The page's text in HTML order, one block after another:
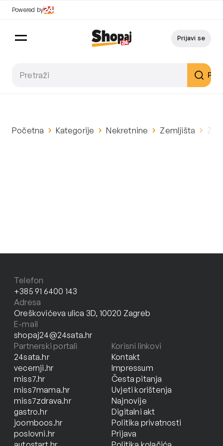
Powered by
Prijavi se
Početna Kategorije Nekretnine Zemljišta
Telefon
+385 91 6400 143
Adresa
Oreškovićeva ulica 3D, 10020 Zagreb
E-mail
shopaj24@24sata.hr
Partnerski portali
24sata.hr
vecernji.hr
miss7.hr
miss7mama.hr
miss7zdrava.hr
gastro.hr
joomboos.hr
poslovni.hr
Korisni linkovi
Kontakt
Impressum
Česta pitanja
Uvjeti korištenja
Najnovije
Digitalni akt
Politika privatnosti
Prijava